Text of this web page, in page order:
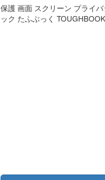
保護 画面 スクリーン プライ
ック たふぶっく